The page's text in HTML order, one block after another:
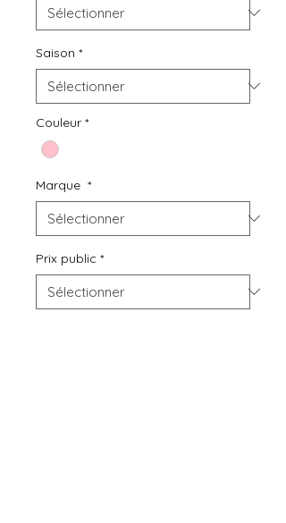
Saison *
Couleur *
Marque *
Prix public *